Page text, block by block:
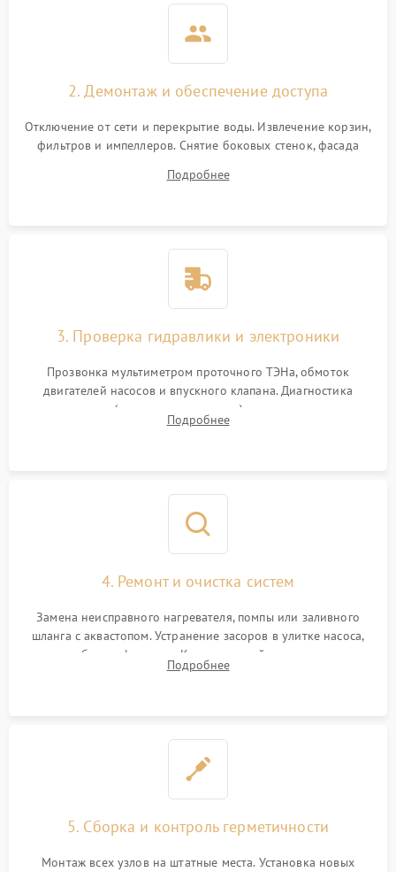
2. Демонтаж и обеспечение доступа
Отключение от сети и перекрытие воды. Извлечение корзин,
фильтров и импеллеров. Снятие боковых стенок, фасада
циркуляционному насосу, ТЭНу и сливной помпе.
Подробнее
3. Проверка гидравлики и электроники
Прозвонка мультиметром проточного ТЭНа, обмоток
двигателей насосов и впускного клапана. Диагностика
прессостата (датчика уровня воды), датчика мутности,
концевика дверцы и электронного модуля управления.
Подробнее
4. Ремонт и очистка систем
Замена неисправного нагревателя, помпы или заливного
шланга с аквастопом. Устранение засоров в улитке насоса,
патрубках и фильтрах. Компонентный ремонт платы
управления, восстановление поврежденной проводки.
Подробнее
5. Сборка и контроль герметичности
Монтаж всех узлов на штатные места. Установка новых